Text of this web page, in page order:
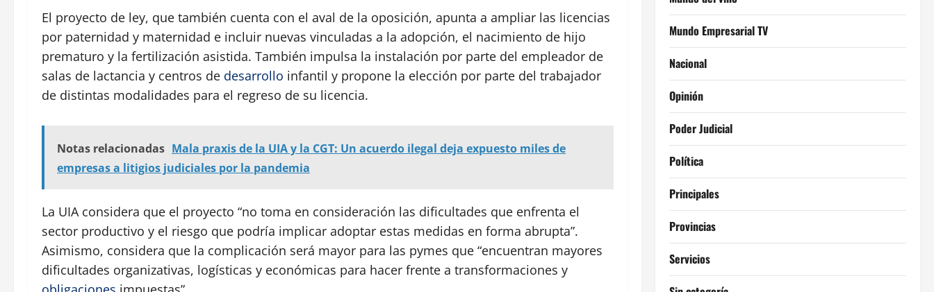
El proyecto de ley, que también cuenta con el aval de la oposición, apunta a ampliar las licencias
por paternidad y maternidad e incluir nuevas vinculadas a la adopción, el nacimiento de hijo
prematuro y la fertilización asistida. También impulsa la instalación por parte del empleador de
salas de lactancia y centros de desarrollo infantil y propone la elección por parte del trabajador
de distintas modalidades para el regreso de su licencia.
Notas relacionadas Mala praxis de la UIA y la CGT: Un acuerdo ilegal deja expuesto miles de
empresas a litigios judiciales por la pandemia
La UIA considera que el proyecto “no toma en consideración las dificultades que enfrenta el
sector productivo y el riesgo que podría implicar adoptar estas medidas en forma abrupta”.
Asimismo, considera que la complicación será mayor para las pymes que “encuentran mayores
dificultades organizativas, logísticas y económicas para hacer frente a transformaciones y
Mundo Empresarial TV
Nacional
Opinión
Poder Judicial
Política
Principales
Provincias
Servicios